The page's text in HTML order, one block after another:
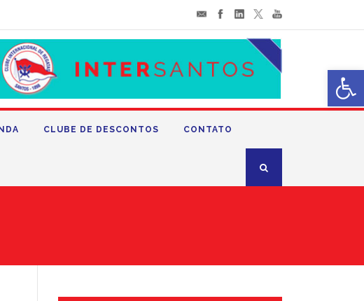
CLUBE DE DESCONTOS CONTATO
Abrir